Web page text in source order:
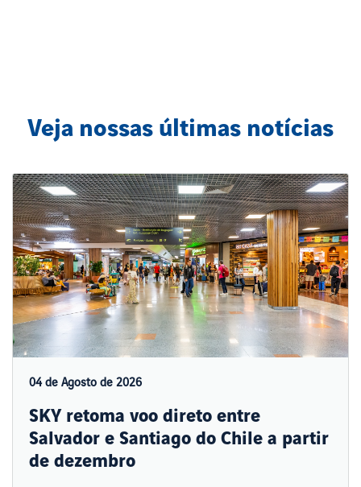
Veja nossas últimas notícias
04 de Agosto de 2026
SKY retoma voo direto entre
Salvador e Santiago do Chile a partir
de dezembro